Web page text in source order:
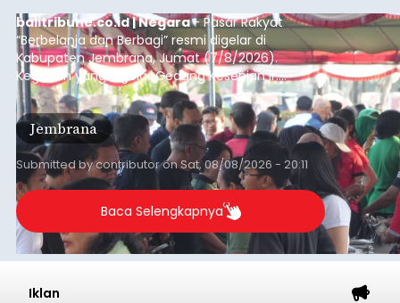
balitribune.co.id | Negara- Pasar Rakyat
“Berbelanja dan Berbagi” resmi digelar di
Kabupaten Jembrana, Jumat (7/8/2026).
Kegiatan yang digelar Gedung Kesenian Ir.
Soekarno ini memadukan pemberdayaan
ekonomi masyarakat dengan aksi sosial tersebut
mendapat antusiasme tinggi dan mencatat nilai
transaksi mencapai Rp672.733.200.
Jembrana
Submitted bycontributoronSat, 08/08/2026 - 20:11
Baca Selengkapnya
Iklan